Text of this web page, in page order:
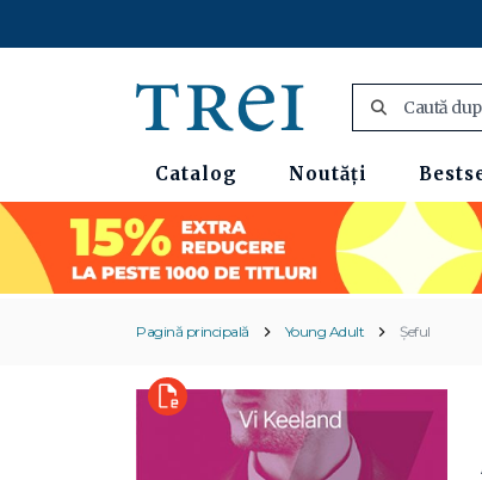
Catalog Noutăți
Pagină principală Young Adult Șeful